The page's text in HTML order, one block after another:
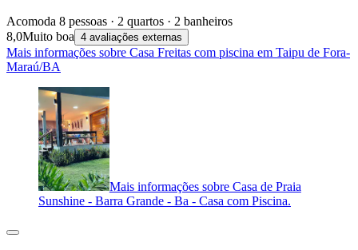
Acomoda 8 pessoas · 2 quartos · 2 banheiros
8,0Muito boa 4 avaliações externas
Mais informações sobre Casa Freitas com piscina em Taipu de Fora-
Maraú/BA
Mais informações sobre Casa de Praia
Sunshine - Barra Grande - Ba - Casa com Piscina.